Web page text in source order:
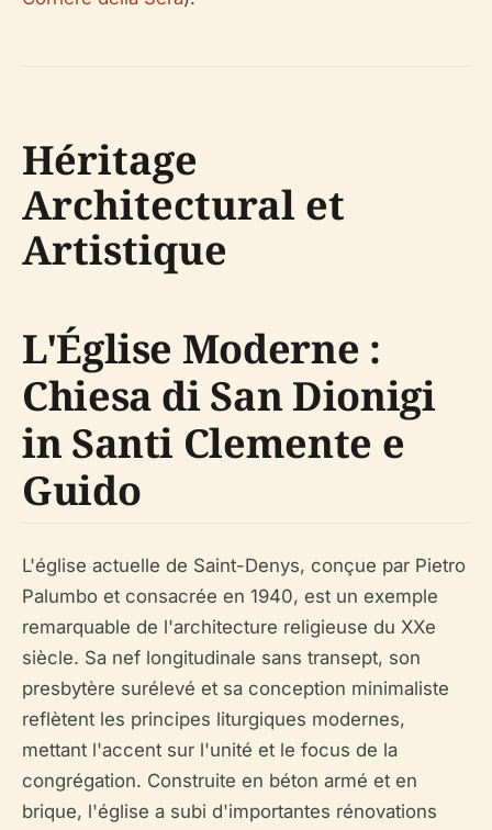
Héritage
Architectural et
Artistique
L'Église Moderne :
Chiesa di San Dionigi
in Santi Clemente e
Guido
L'église actuelle de Saint-Denys, conçue par Pietro
Palumbo et consacrée en 1940, est un exemple
remarquable de l'architecture religieuse du XXe
siècle. Sa nef longitudinale sans transept, son
presbytère surélevé et sa conception minimaliste
reflètent les principes liturgiques modernes,
mettant l'accent sur l'unité et le focus de la
congrégation. Construite en béton armé et en
brique, l'église a subi d'importantes rénovations